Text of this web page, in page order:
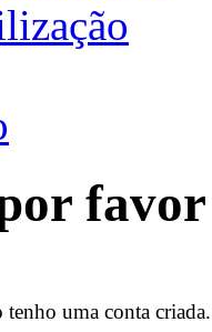
favor
uma conta criada.